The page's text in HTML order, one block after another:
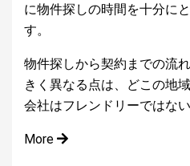
に物件探しの時間を十分に
す。
物件探しから契約までの流
きく異なる点は、どこの地
会社はフレンドリーではない
More